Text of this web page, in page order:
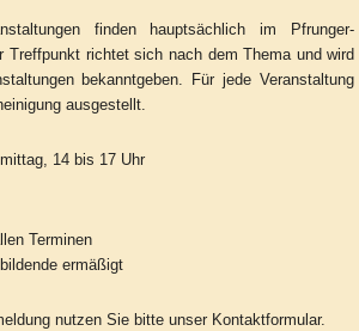
finden hauptsächlich im Pfrunger-
Treffpunkt richtet sich nach dem Thema und wird
bekanntgeben. Für jede Veranstaltung
ausgestellt.
14 bis 17 Uhr
Terminen
ermäßigt
nutzen Sie bitte unser Kontaktformular.